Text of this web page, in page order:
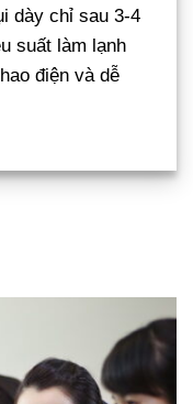
dày chỉ sau 3-4
suất làm lạnh
điện và dễ